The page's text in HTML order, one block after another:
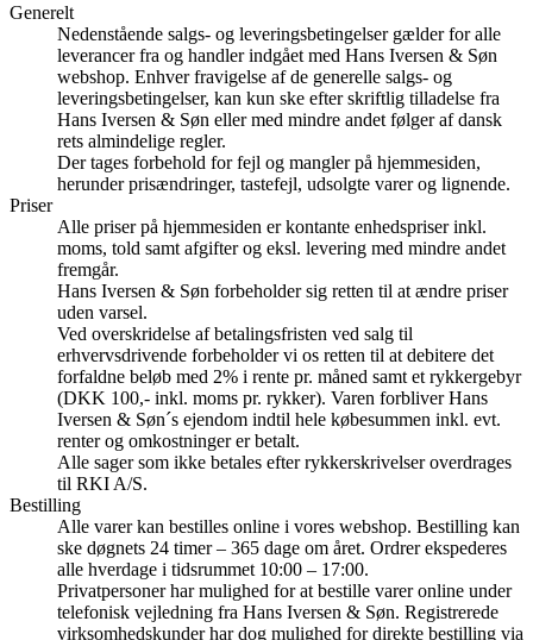
Generelt
Nedenstående salgs- og leveringsbetingelser gælder for alle
leverancer fra og handler indgået med Hans Iversen & Søn
webshop. Enhver fravigelse af de generelle salgs- og
leveringsbetingelser, kan kun ske efter skriftlig tilladelse fra
Hans Iversen & Søn eller med mindre andet følger af dansk
rets almindelige regler.
Der tages forbehold for fejl og mangler på hjemmesiden,
herunder prisændringer, tastefejl, udsolgte varer og lignende.
Priser
Alle priser på hjemmesiden er kontante enhedspriser inkl.
moms, told samt afgifter og eksl. levering med mindre andet
fremgår.
Hans Iversen & Søn forbeholder sig retten til at ændre priser
uden varsel.
Ved overskridelse af betalingsfristen ved salg til
erhvervsdrivende forbeholder vi os retten til at debitere det
forfaldne beløb med 2% i rente pr. måned samt et rykkergebyr
(DKK 100,- inkl. moms pr. rykker). Varen forbliver Hans
Iversen & Søn´s ejendom indtil hele købesummen inkl. evt.
renter og omkostninger er betalt.
Alle sager som ikke betales efter rykkerskrivelser overdrages
til RKI A/S.
Bestilling
Alle varer kan bestilles online i vores webshop. Bestilling kan
ske døgnets 24 timer – 365 dage om året. Ordrer ekspederes
alle hverdage i tidsrummet 10:00 – 17:00.
Privatpersoner har mulighed for at bestille varer online under
telefonisk vejledning fra Hans Iversen & Søn. Registrerede
virksomhedskunder har dog mulighed for direkte bestilling via